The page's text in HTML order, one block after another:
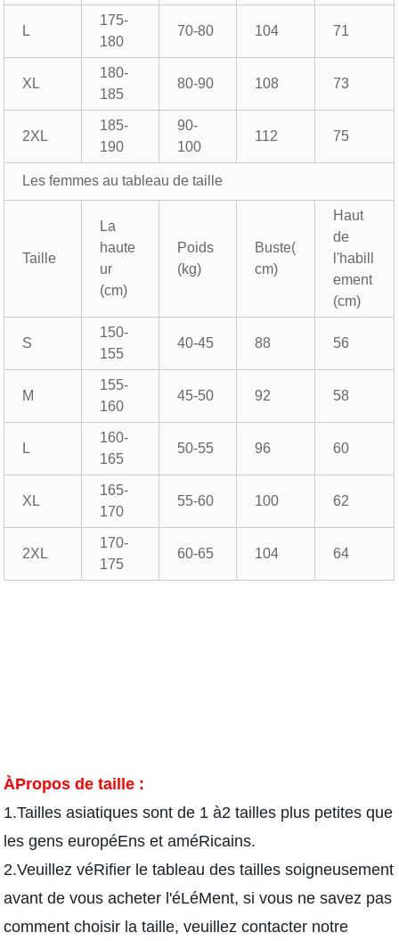
L
175-
180
70-80 104 71
XL
180-
185
80-90 108 73
2XL
185-
190
90-
100
112 75
Les femmes au tableau de taille
Taille
La
haute
ur
(cm)
Poids
(kg)
Buste(
cm)
Haut
de
l'habill
ement
(cm)
S
150-
155
40-45 88 56
M
155-
160
45-50 92 58
L
160-
165
50-55 96 60
XL
165-
170
55-60 100 62
2XL
170-
175
60-65 104 64
ÀPropos de taille :
1.Tailles asiatiques sont de 1 à2 tailles plus petites que
les gens européEns et améRicains.
2.Veuillez véRifier le tableau des tailles soigneusement
avant de vous acheter l'éLéMent, si vous ne savez pas
comment choisir la taille, veuillez contacter notre